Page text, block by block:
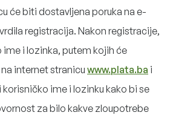
će biti dostavljena poruka na e-
registracija. Nakon registracije,
i lozinka, putem kojih će
internet stranicu www.plata.ba i
ime i lozinku kako bi se
za bilo kakve zloupotrebe